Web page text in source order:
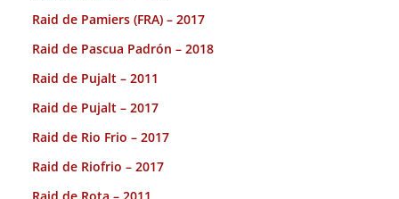
Raid de Pamiers (FRA) – 2017
Raid de Pascua Padrón – 2018
Raid de Pujalt – 2011
Raid de Pujalt – 2017
Raid de Rio Frio – 2017
Raid de Riofrio – 2017